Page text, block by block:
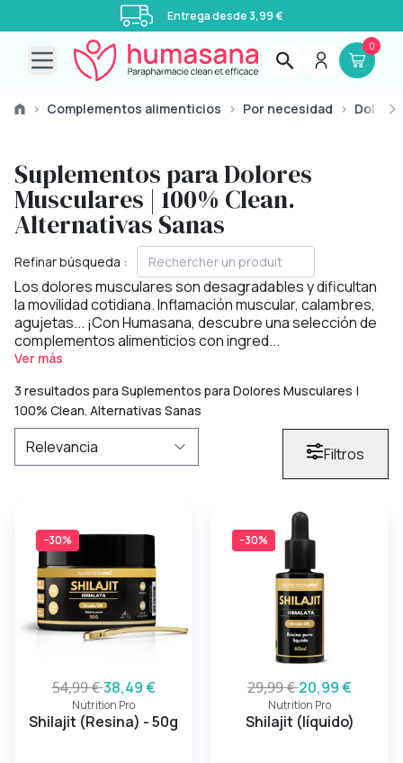
Entrega desde 3,99 €
Open main menu
0
› Complementos alimenticios › Por necesidad ›
Suplementos para Dolores
Musculares | 100% Clean.
Alternativas Sanas
Refinar búsqueda :
Los dolores musculares son desagradables y dificultan
la movilidad cotidiana. Inflamación muscular, calambres,
agujetas... ¡Con Humasana, descubre una selección de
complementos alimenticios con ingred...
Ver más
3 resultados para Suplementos para Dolores Musculares |
100% Clean. Alternativas Sanas
Filtros
−30%
54,99 €38,49 €
Nutrition Pro
Shilajit (Resina) - 50g
−30%
29,99 €20,99 €
Nutrition Pro
Shilajit (líquido)